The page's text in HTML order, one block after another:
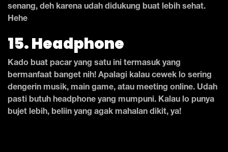
senang, deh karena udah didukung buat lebih sehat.
Hehe
15. Headphone
Kado buat pacar yang satu ini termasuk yang
bermanfaat banget nih! Apalagi kalau cewek lo sering
dengerin musik, main game, atau meeting online. Udah
pasti butuh headphone yang mumpuni. Kalau lo punya
bujet lebih, beliin yang agak mahalan dikit, ya!